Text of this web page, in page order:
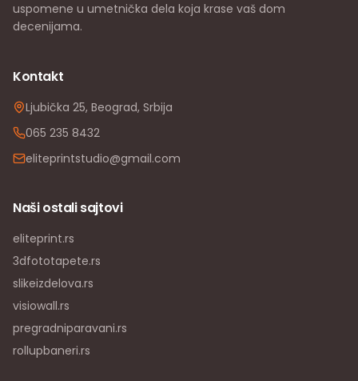
uspomene u umetnička dela koja krase vaš dom
decenijama.
Kontakt
Ljubička 25, Beograd, Srbija
065 235 8432
eliteprintstudio@gmail.com
Naši ostali sajtovi
eliteprint.rs
3dfototapete.rs
slikeizdelova.rs
visiowall.rs
pregradniparavani.rs
rollupbaneri.rs